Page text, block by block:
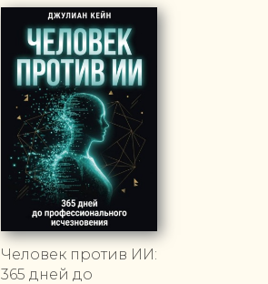
Человек против ИИ:
365 дней до